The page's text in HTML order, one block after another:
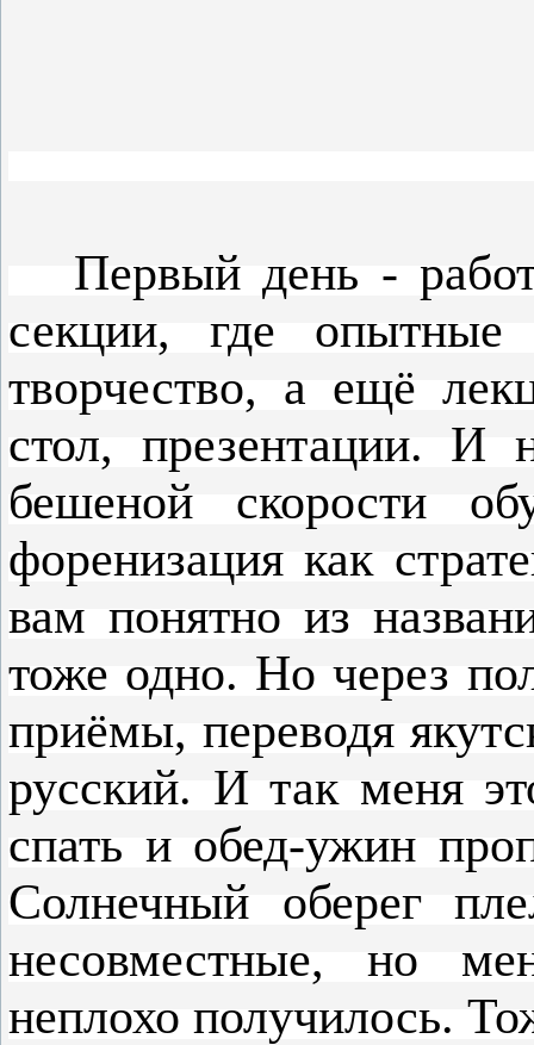
Первый день -
секции, где опытные
творчество, а ещё
стол, презентации. И
бешеной скорости
форенизация как
вам понятно из
тоже одно. Но через
приёмы, переводя
русский. И так меня
спать и обед-ужин
Солнечный оберег
несовместные, но
неплохо получилось.